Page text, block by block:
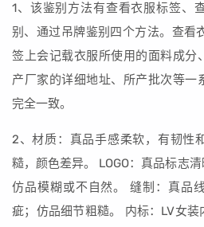
1、该鉴别方法有查看衣服标签、
别、通过吊牌鉴别四个方法。查看
签上会记载衣服所使用的面料成分
产厂家的详细地址、所产批次等一
完全一致。
2、材质：真品手感柔软，有韧性
糙，颜色差异。 LOGO：真品标志
仿品模糊或不自然。 缝制：真品
疵；仿品细节粗糙。 内标：LV女